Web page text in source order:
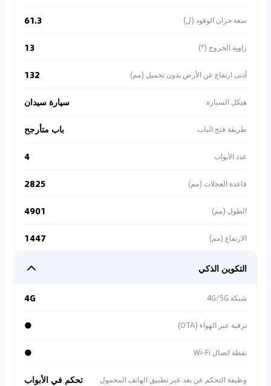
سعة خزان الوقود (ل) 61.3
زاوية الخروج (°) 13
أدنى ارتفاع عن الأرض بدون تحميل (مم) 132
هيكل السيارة سيارة سيدان
طريقة فتح الباب باب متأرجح
عدد الأبواب 4
قاعدة العجلات (مم) 2825
الطول (مم) 4901
الارتفاع (مم) 1447
التكوين الذكي
شبكة 4G/5G 4G
ترقية عبر الهواء (OTA) ●
نقطة اتصال Wi-Fi ●
وظيفة التحكم عن بعد عبر تطبيق الهاتف المحمول تحكم في الأبواب